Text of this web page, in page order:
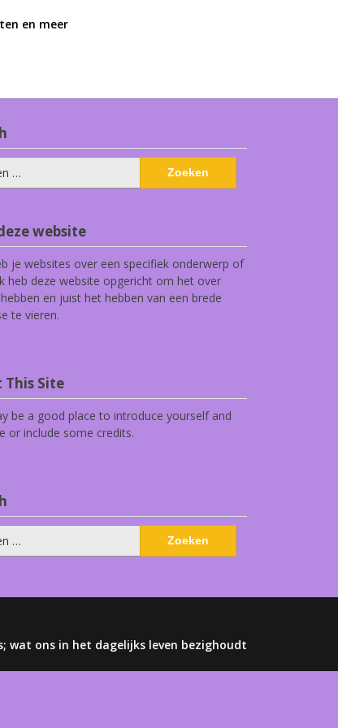
en meer
website
je websites over een specifiek onderwerp of
heb deze website opgericht om het over
en juist het hebben van een brede
te vieren.
This Site
be a good place to introduce yourself and
or include some credits.
wat ons in het dagelijks leven bezighoudt